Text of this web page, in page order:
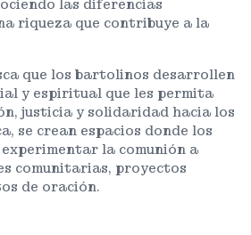
las diferencias
riqueza que contribuye a la
que los bartolinos desarrollen
y espiritual que les permita
justicia y solidaridad hacia los
se crean espacios donde los
la comunión a
comunitarias, proyectos
de oración.